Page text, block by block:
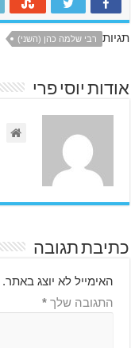
תגיות רבי שלמה כהן (השני)
אודות יוסי פרי
כתיבת תגובה
האימייל לא יוצג באתר.
התגובה שלך*